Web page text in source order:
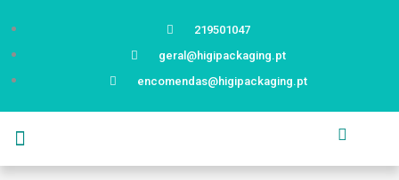
219501047
geral@higipackaging.pt
encomendas@higipackaging.pt